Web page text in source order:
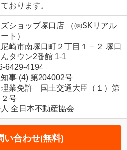
おります。
ショップ塚口店 （㈱SKリアル
ト）
崎市南塚口町２丁目１－２ 塚口
タウン2番館 1-1
6429-4194
事 (4) 第204002号
理業免許 国土交通大臣（１）第
号
全日本不動産協会
い合わせ(無料)